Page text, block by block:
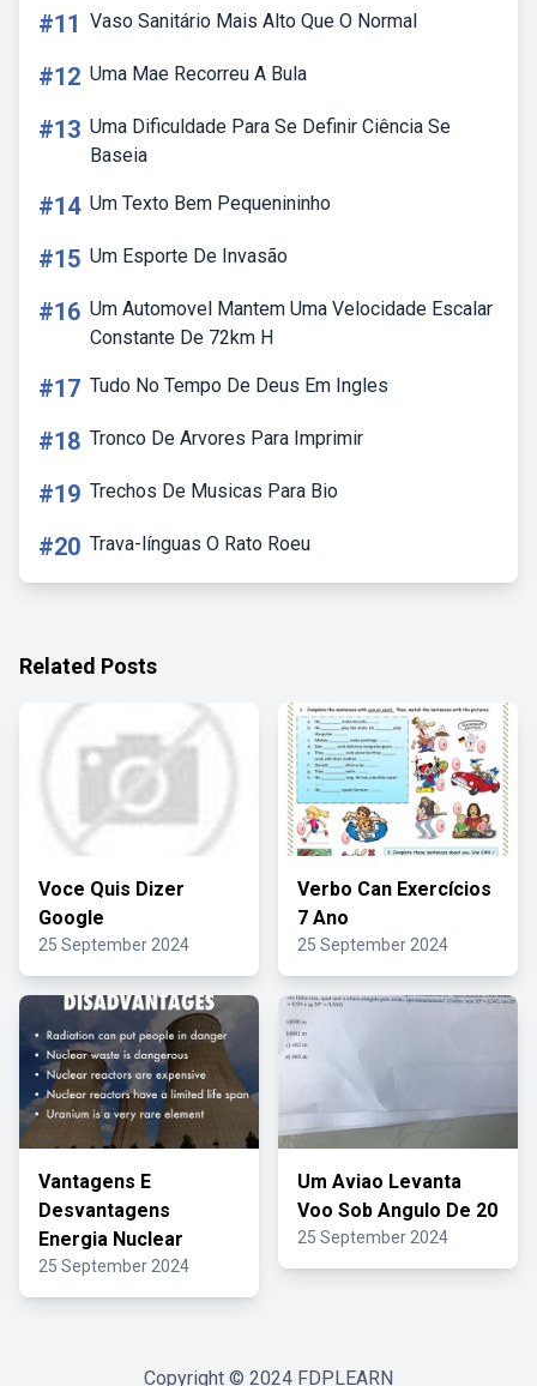
#11 Vaso Sanitário Mais Alto Que O Normal
#12 Uma Mae Recorreu A Bula
#13 Uma Dificuldade Para Se Definir Ciência Se
Baseia
#14 Um Texto Bem Pequenininho
#15 Um Esporte De Invasão
#16 Um Automovel Mantem Uma Velocidade Escalar
Constante De 72km H
#17 Tudo No Tempo De Deus Em Ingles
#18 Tronco De Arvores Para Imprimir
#19 Trechos De Musicas Para Bio
#20 Trava-línguas O Rato Roeu
Related Posts
Voce Quis Dizer
Google
25 September 2024
Verbo Can Exercícios
7 Ano
25 September 2024
Vantagens E
Desvantagens
Energia Nuclear
25 September 2024
Um Aviao Levanta
Voo Sob Angulo De 20
25 September 2024
Copyright © 2024 FDPLEARN